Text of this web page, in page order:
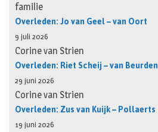
familie
Overleden: Jo van Geel – van Oort
9 juli 2026
Corine van Strien
Overleden: Riet Scheij – van Beurden
29 juni 2026
Corine van Strien
Overleden: Zus van Kuijk – Pollaerts
19 juni 2026